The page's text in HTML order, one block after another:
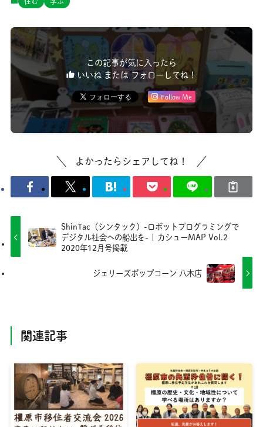
この記事が気に入ったら
いいね または フォローしてね！
Follow Me
よかったらシェアしてね！
ShinTac（シンタック）-ロボットプログラミングで
デジタル社会への船出を- | カシューMAP Vol.2
2020年12月号掲載
ジェリーズポップコーン 八木店
関連記事